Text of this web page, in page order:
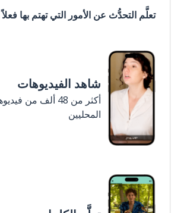
تعلَّم التحدُّث عن الأمور التي تهتم بها فعلاً
شاهد الفيديوهات
أكثر من 48 ألف من
المحليين